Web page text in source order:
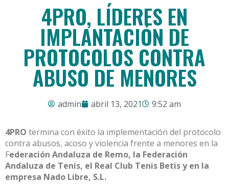
4PRO, LÍDERES EN
IMPLANTACIÓN DE
PROTOCOLOS CONTRA
ABUSO DE MENORES
admin abril 13, 2021 9:52 am
4PRO termina con éxito la implementación del protocolo
contra abusos, acoso y violencia frente a menores en la
Federación Andaluza de Remo, la Federación
Andaluza de Tenis, el Real Club Tenis Betis y en la
empresa Nado Libre, S.L.